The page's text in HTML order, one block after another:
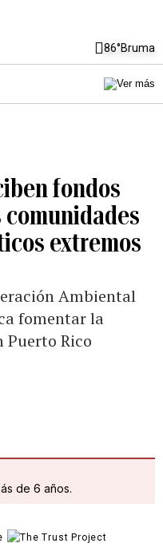
86°Bruma
fondos
extremos
Ambiental
fomentar la
Rico
de 6 años.